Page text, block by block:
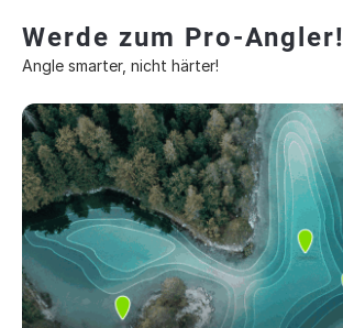
Werde zum Pro-Angler!
Angle smarter, nicht härter!